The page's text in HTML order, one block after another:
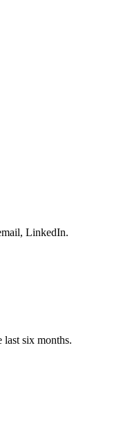
LinkedIn.
last six months.